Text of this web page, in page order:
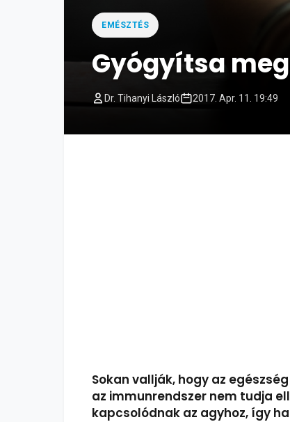
EMÉSZTÉS
Gyógyítsa
Dr. Tihanyi László 2017. Apr. 11. 19:49
Sokan vallják, hogy az
az immunrendszer nem tudja
kapcsolódnak az agyhoz, így